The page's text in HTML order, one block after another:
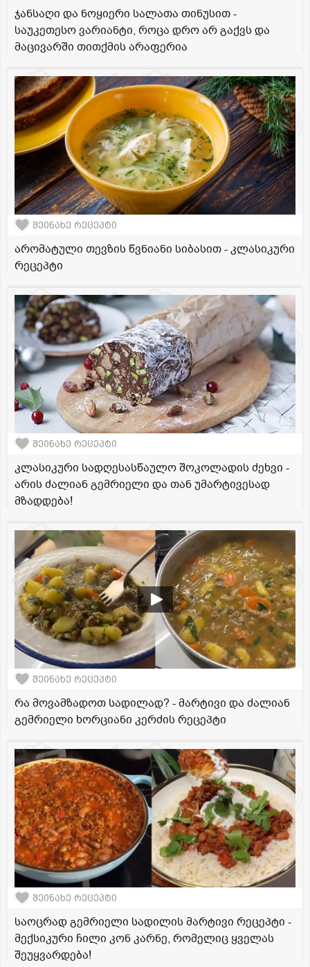
ჯანსაღი და ნოყიერი სალათა თინუსით -
საუკეთესო ვარიანტი, როცა დრო არ გაქვს და
მაცივარში თითქმის არაფერია
შეინახე რეცეპტი
არომატული თევზის წვნიანი სიბასით - კლასიკური
რეცეპტი
შეინახე რეცეპტი
კლასიკური სადღესასწაულო შოკოლადის ძეხვი -
არის ძალიან გემრიელი და თან უმარტივესად
მზადდება!
შეინახე რეცეპტი
რა მოვამზადოთ სადილად? - მარტივი და ძალიან
გემრიელი ხორციანი კერძის რეცეპტი
შეინახე რეცეპტი
საოცრად გემრიელი სადილის მარტივი რეცეპტი -
მექსიკური ჩილი კონ კარნე, რომელიც ყველას
შეუყვარდება!